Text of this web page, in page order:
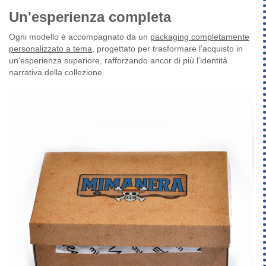
Un'esperienza completa
Ogni modello è accompagnato da un packaging completamente
personalizzato a tema, progettato per trasformare l'acquisto in
un'esperienza superiore, rafforzando ancor di più l'identità
narrativa della collezione.